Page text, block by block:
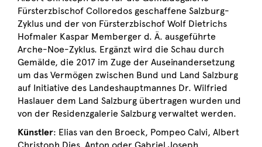
Fürsterzbischof Colloredos geschaffene Salzburg-
Zyklus und der von Fürsterzbischof Wolf Dietrichs
Hofmaler Kaspar Memberger d. Ä. ausgeführte
Arche-Noe-Zyklus. Ergänzt wird die Schau durch
Gemälde, die 2017 im Zuge der Auseinandersetzung
um das Vermögen zwischen Bund und Land Salzburg
auf Initiative des Landeshauptmannes Dr. Wilfried
Haslauer dem Land Salzburg übertragen wurden und
von der Residenzgalerie Salzburg verwaltet werden.
Künstler: Elias van den Broeck, Pompeo Calvi, Albert